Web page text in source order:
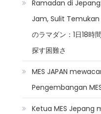
Ramadan di
Jam, Sulit Temukan
のラマダン：1日18時
探す困難さ
MES JAPAN
Pengembangan
Ketua MES Jepang